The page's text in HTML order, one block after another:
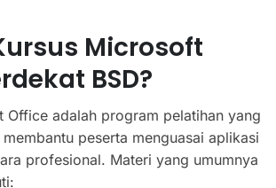
Microsoft
BSD?
Office adalah program pelatihan yang
peserta menguasai aplikasi
profesional. Materi yang umumnya